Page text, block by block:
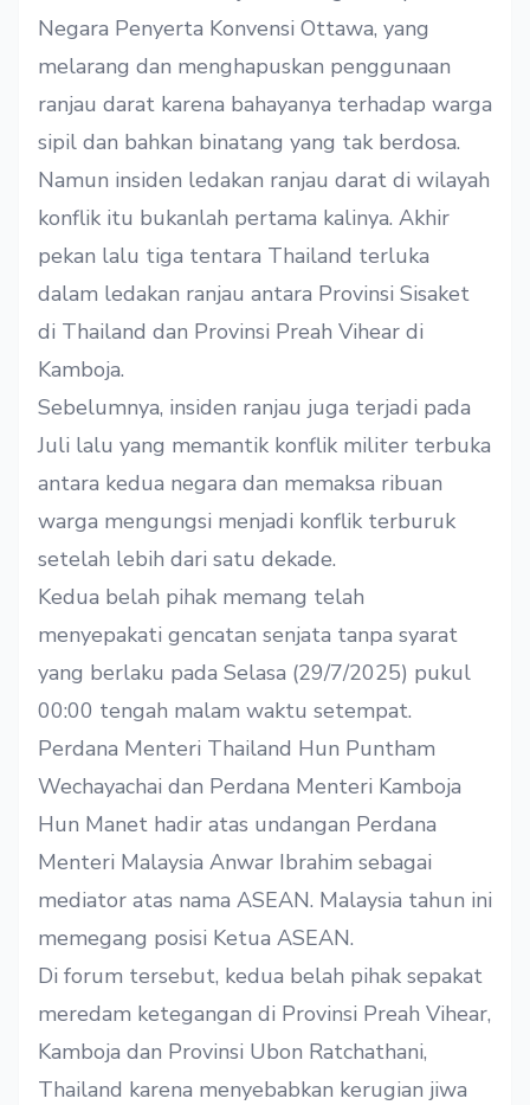
Negara Penyerta Konvensi Ottawa, yang
melarang dan menghapuskan penggunaan
ranjau darat karena bahayanya terhadap warga
sipil dan bahkan binatang yang tak berdosa.
Namun insiden ledakan ranjau darat di wilayah
konflik itu bukanlah pertama kalinya. Akhir
pekan lalu tiga tentara Thailand terluka
dalam ledakan ranjau antara Provinsi Sisaket
di Thailand dan Provinsi Preah Vihear di
Kamboja.
Sebelumnya, insiden ranjau juga terjadi pada
Juli lalu yang memantik konflik militer terbuka
antara kedua negara dan memaksa ribuan
warga mengungsi menjadi konflik terburuk
setelah lebih dari satu dekade.
Kedua belah pihak memang telah
menyepakati gencatan senjata tanpa syarat
yang berlaku pada Selasa (29/7/2025) pukul
00:00 tengah malam waktu setempat.
Perdana Menteri Thailand Hun Puntham
Wechayachai dan Perdana Menteri Kamboja
Hun Manet hadir atas undangan Perdana
Menteri Malaysia Anwar Ibrahim sebagai
mediator atas nama ASEAN. Malaysia tahun ini
memegang posisi Ketua ASEAN.
Di forum tersebut, kedua belah pihak sepakat
meredam ketegangan di Provinsi Preah Vihear,
Kamboja dan Provinsi Ubon Ratchathani,
Thailand karena menyebabkan kerugian jiwa